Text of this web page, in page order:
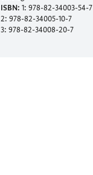
ISBN: 1: 978-82-34003-54-7
2: 978-82-34005-10-7
3: 978-82-34008-20-7